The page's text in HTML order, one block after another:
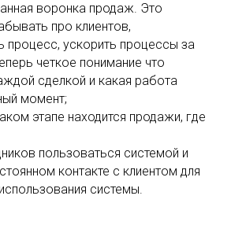
воронка продаж. Это
про клиентов,
процесс, ускорить процессы за
четкое понимание что
сделкой и какая работа
момент;
этапе находится продажи, где
пользоваться системой и
контакте с клиентом для
системы.